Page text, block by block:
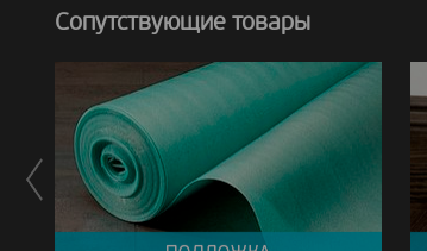
Сопутствующие товары